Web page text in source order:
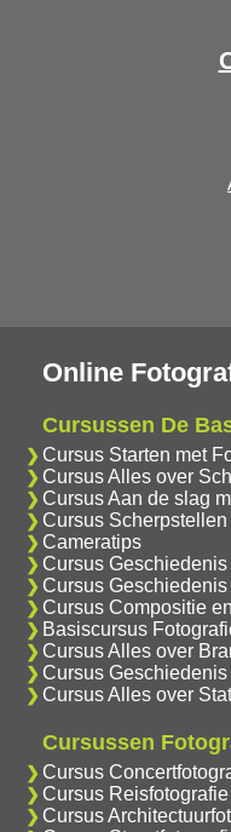
Online
Cursussen De
Cursus Starten met
Cursus Alles over
Cursus Aan de slag
Cursus
Cameratips
Cursus
Cursus
Cursus Compositie
Basiscursus
Cursus Alles over
Cursus
Cursus Alles over
Cursussen
Cursus
Cursus
Cursus